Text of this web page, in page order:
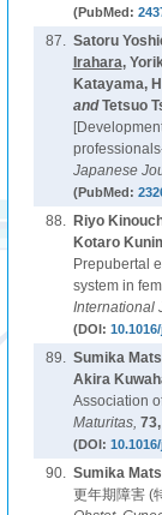
(PubMed:
87. Satoru
Irahara,
Katayama,
andTetsuo
Japanese
(PubMed:
88.
Riyo
Kotaro
Prepubertal
system in
International
(DOI:
89. Sumika
Akira
Association
Maturitas, 73,
(DOI:
90. Sumika
更年期障害 (